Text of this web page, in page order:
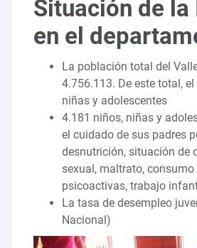
Situación de la
en el
La población total del
4.756.113. De este total,
niñas y adolescentes
4.181 niños, niñas y
el cuidado de sus padres
desnutrición, situación de
sexual, maltrato,
psicoactivas, trabajo
La tasa de desempleo
Nacional)